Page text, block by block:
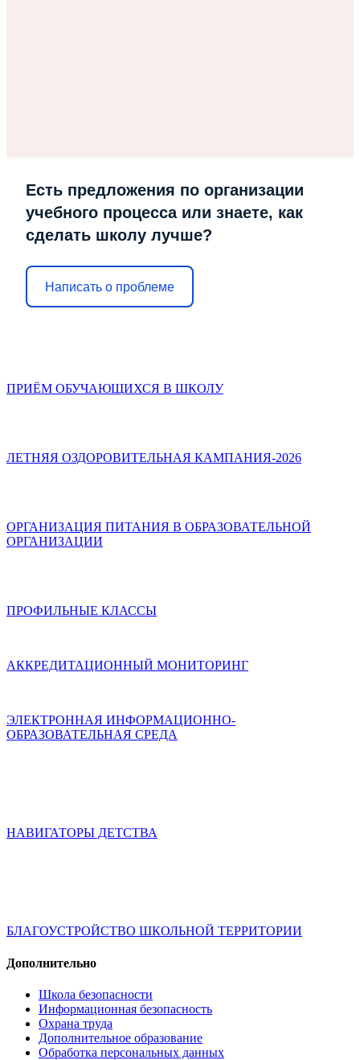
Есть предложения по организации
учебного процесса или знаете, как
сделать школу лучше?
Написать о проблеме
ПРИЁМ ОБУЧАЮЩИХСЯ В ШКОЛУ
ЛЕТНЯЯ ОЗДОРОВИТЕЛЬНАЯ КАМПАНИЯ-2026
ОРГАНИЗАЦИЯ ПИТАНИЯ В ОБРАЗОВАТЕЛЬНОЙ
ОРГАНИЗАЦИИ
ПРОФИЛЬНЫЕ КЛАССЫ
АККРЕДИТАЦИОННЫЙ МОНИТОРИНГ
ЭЛЕКТРОННАЯ ИНФОРМАЦИОННО-
ОБРАЗОВАТЕЛЬНАЯ СРЕДА
НАВИГАТОРЫ ДЕТСТВА
БЛАГОУСТРОЙСТВО ШКОЛЬНОЙ ТЕРРИТОРИИ
Дополнительно
Школа безопасности
Информационная безопасность
Охрана труда
Дополнительное образование
Обработка персональных данных